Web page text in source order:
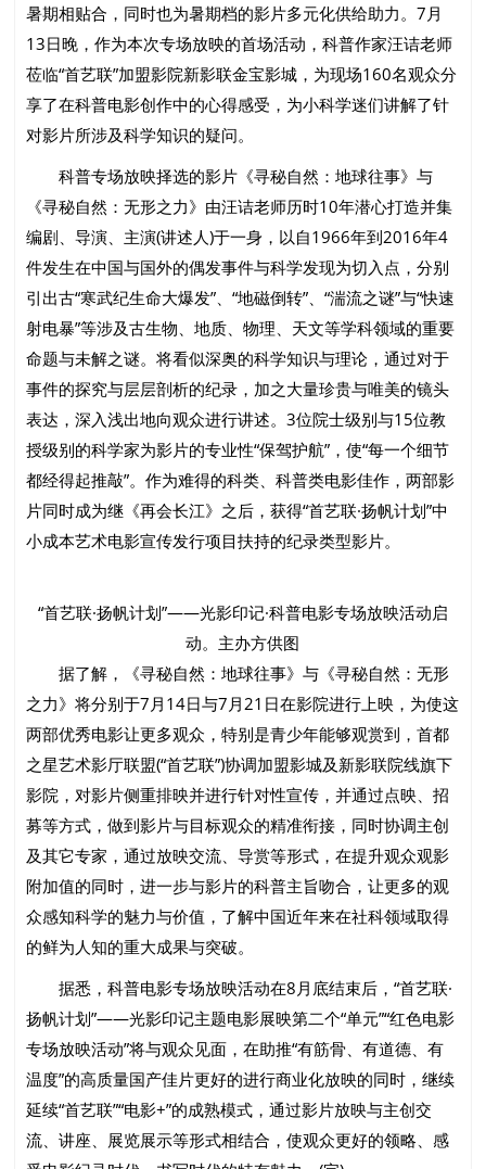
暑期相贴合，同时也为暑期档的影片多元化供给助力。7月
13日晚，作为本次专场放映的首场活动，科普作家汪诘老师
莅临“首艺联”加盟影院新影联金宝影城，为现场160名观众分
享了在科普电影创作中的心得感受，为小科学迷们讲解了针
对影片所涉及科学知识的疑问。
科普专场放映择选的影片《寻秘自然：地球往事》与
《寻秘自然：无形之力》由汪诘老师历时10年潜心打造并集
编剧、导演、主演(讲述人)于一身，以自1966年到2016年4
件发生在中国与国外的偶发事件与科学发现为切入点，分别
引出古“寒武纪生命大爆发”、“地磁倒转”、“湍流之谜”与“快速
射电暴”等涉及古生物、地质、物理、天文等学科领域的重要
命题与未解之谜。将看似深奥的科学知识与理论，通过对于
事件的探究与层层剖析的纪录，加之大量珍贵与唯美的镜头
表达，深入浅出地向观众进行讲述。3位院士级别与15位教
授级别的科学家为影片的专业性“保驾护航”，使“每一个细节
都经得起推敲”。作为难得的科类、科普类电影佳作，两部影
片同时成为继《再会长江》之后，获得“首艺联·扬帆计划”中
小成本艺术电影宣传发行项目扶持的纪录类型影片。
“首艺联·扬帆计划”——光影印记·科普电影专场放映活动启
动。主办方供图
据了解，《寻秘自然：地球往事》与《寻秘自然：无形
之力》将分别于7月14日与7月21日在影院进行上映，为使这
两部优秀电影让更多观众，特别是青少年能够观赏到，首都
之星艺术影厅联盟(“首艺联”)协调加盟影城及新影联院线旗下
影院，对影片侧重排映并进行针对性宣传，并通过点映、招
募等方式，做到影片与目标观众的精准衔接，同时协调主创
及其它专家，通过放映交流、导赏等形式，在提升观众观影
附加值的同时，进一步与影片的科普主旨吻合，让更多的观
众感知科学的魅力与价值，了解中国近年来在社科领域取得
的鲜为人知的重大成果与突破。
据悉，科普电影专场放映活动在8月底结束后，“首艺联·
扬帆计划”——光影印记主题电影展映第二个“单元”“红色电影
专场放映活动”将与观众见面，在助推“有筋骨、有道德、有
温度”的高质量国产佳片更好的进行商业化放映的同时，继续
延续“首艺联”“电影+”的成熟模式，通过影片放映与主创交
流、讲座、展览展示等形式相结合，使观众更好的领略、感